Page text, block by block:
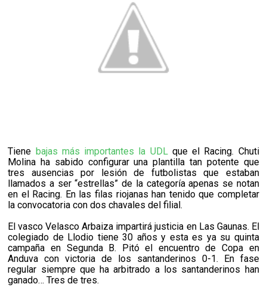
Tiene bajas más importantes la UDLque el Racing. Chuti
Molina ha sabido configurar una plantilla tan potente que
tres ausencias por lesión de futbolistas que estaban
llamados a ser “estrellas” de la categoría apenas se notan
en el Racing. En las filas riojanas han tenido que completar
la convocatoria con dos chavales del filial.
El vasco Velasco Arbaiza impartirá justicia en Las Gaunas. El
colegiado de Llodio tiene 30 años y esta es ya su quinta
campaña en Segunda B. Pitó el encuentro de Copa en
Anduva con victoria de los santanderinos 0-1. En fase
regular siempre que ha arbitrado a los santanderinos han
ganado… Tres de tres.